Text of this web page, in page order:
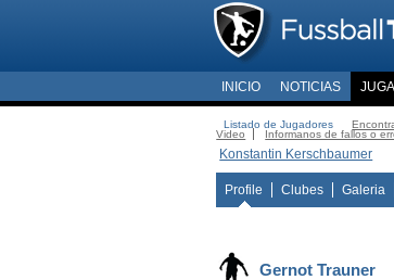
INICIO NOTICIAS
Listado de Jugadores
Video
Informanos de fallos o
Konstantin Kerschbaumer
Profile Clubes Galeria
Gernot Trauner